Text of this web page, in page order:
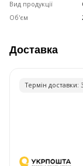
Вид продукції
Об'єм
Доставка
Термiн доставки: